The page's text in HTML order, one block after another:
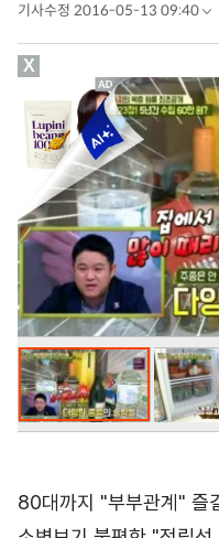
기사수정 2016-05-13 09:40
X